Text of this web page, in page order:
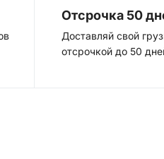
Отсрочка 50
Доставляй свой грузы, а оплачивай с
отсрочкой до 50